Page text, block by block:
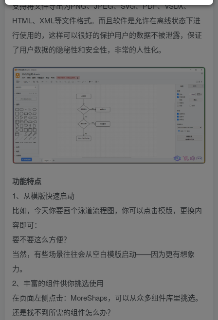
支持将文件导出为PNG、JPEG、SVG、PDF、VSDX、
HTML、XML等文件格式。而且软件是允许在离线状态下进
行使用的，这样可以很好的保护用户的数据不被泄露，保证
了用户数据的隐秘性和安全性，非常的人性化。
功能特点
1、从模版快速启动
比如，今天你要画个泳道流程图，你可以点击模版，更换内
容即可：
要不要这么方便？
当然，有些场景往往会从空白模版启动——因为更有想象
力。
2、丰富的组件供你挑选使用
在页面左侧点击：MoreShaps，可以从众多组件库里挑选。
还是找不到所需的组件怎么办？